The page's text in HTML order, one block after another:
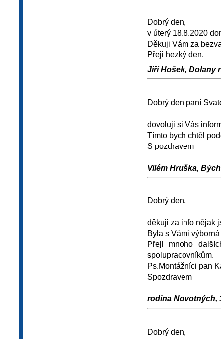
Dobrý den,
v úterý 18.8.2020
Děkuji Vám za
Přeji hezký den.
Jiří Hošek, Dolany
Dobrý den paní
dovoluji si Vás
Tímto bych chtěl
S pozdravem
Vilém Hruška,
Dobrý den,
děkuji za info nějak
Byla s Vámi
Přeji mnoho
spolupracovníkům.
Ps.Montážníci pan
Spozdravem
rodina Novotných,
Dobrý den,